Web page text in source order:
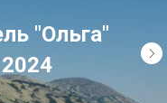
"Ольга"